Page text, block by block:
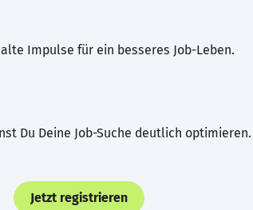
Impulse für ein besseres Job-Leben.
Du Deine Job-Suche deutlich optimieren.
Jetzt registrieren